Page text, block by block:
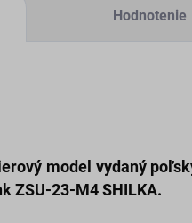
Hodnotenie
model vydaný
ZSU-23-M4 SHILKA.